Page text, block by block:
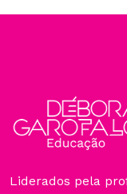
Liderados pela